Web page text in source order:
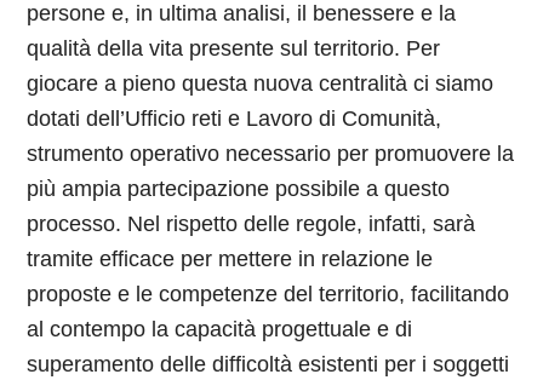
persone e, in ultima analisi, il benessere e la
qualità della vita presente sul territorio. Per
giocare a pieno questa nuova centralità ci siamo
dotati dell’Ufficio reti e Lavoro di Comunità,
strumento operativo necessario per promuovere la
più ampia partecipazione possibile a questo
processo. Nel rispetto delle regole, infatti, sarà
tramite efficace per mettere in relazione le
proposte e le competenze del territorio, facilitando
al contempo la capacità progettuale e di
superamento delle difficoltà esistenti per i soggetti